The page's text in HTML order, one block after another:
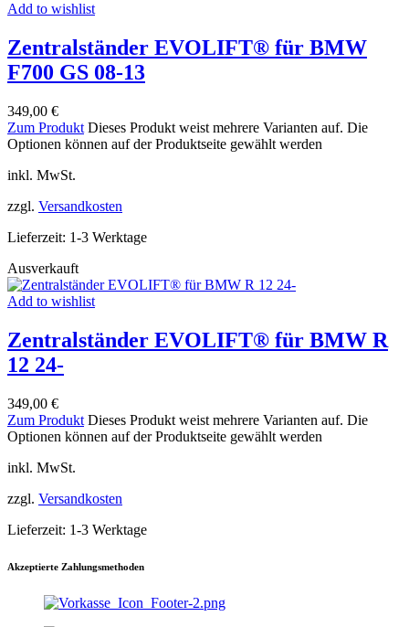
Add to wishlist
Zentralständer EVOLIFT® für BMW
F700 GS 08-13
349,00 €
Zum Produkt Dieses Produkt weist mehrere Varianten auf. Die
Optionen können auf der Produktseite gewählt werden
inkl. MwSt.
zzgl. Versandkosten
Lieferzeit: 1-3 Werktage
Ausverkauft
Add to wishlist
Zentralständer EVOLIFT® für BMW R
12 24-
349,00 €
Zum Produkt Dieses Produkt weist mehrere Varianten auf. Die
Optionen können auf der Produktseite gewählt werden
inkl. MwSt.
zzgl. Versandkosten
Lieferzeit: 1-3 Werktage
Akzeptierte Zahlungsmethoden